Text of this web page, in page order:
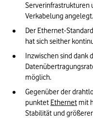
Serverinfrastrukturen
Verkabelung angelegt.
Der Ethernet-
hat sich seither
Inzwischen sind dank
möglich.
Gegenüber der
punktet Ethernet mit
Stabilität und